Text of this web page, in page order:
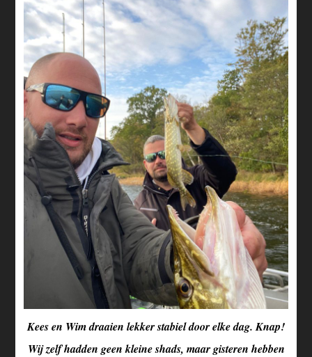
Kees en Wim draaien lekker stabiel door elke dag. Knap!
Wij zelf hadden geen kleine shads, maar gisteren hebben